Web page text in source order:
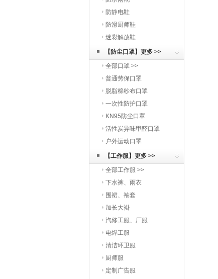
防静电鞋
防滑厨师鞋
迷彩解放鞋
【防尘口罩】更多 >>
全部口罩 >>
普通劳保口罩
脱脂棉纱布口罩
一次性防护口罩
KN95防尘口罩
活性炭异味甲醛口罩
户外运动口罩
【工作服】更多 >>
全部工作服 >>
下水裤、雨衣
围裙、袖套
加长大褂
汽修工服、厂服
电焊工服
清洁环卫服
厨师服
定制广告服